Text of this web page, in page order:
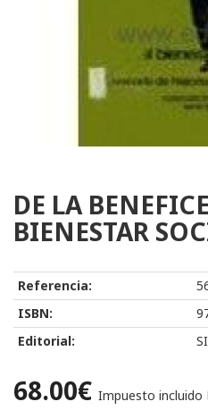
DE LA
BIENESTAR
Referencia:
ISBN:
Editorial:
68.00€ Impuesto incluido